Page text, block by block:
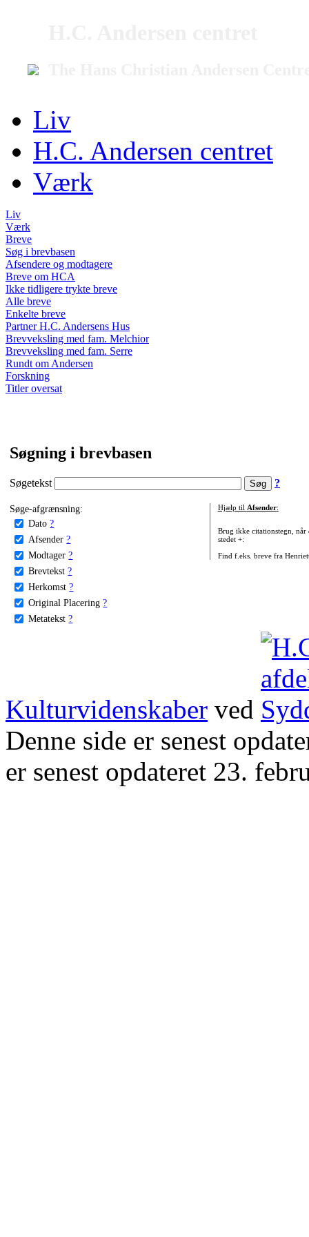
Liv
H.C. Andersen centret
Værk
Liv
Værk
Breve
Søg i brevbasen
Afsendere og modtagere
Breve om HCA
Ikke tidligere trykte breve
Alle breve
Enkelte breve
Partner H.C. Andersens Hus
Brevveksling med fam. Melchior
Brevveksling med fam. Serre
Rundt om Andersen
Forskning
Titler oversat
Søgning i brevbasen
Søgetekst ?
Søge-afgrænsning:
Dato ?
Afsender ?
Modtager ?
Brevtekst ?
Herkomst ?
Original Placering ?
Metatekst ?
Hjælp til Afsender:
Brug ikke citationstegn, når
stedet +:
Find f.eks. breve fra
Kulturvidenskaber ved
Denne side er senest
er senest opdateret 23.